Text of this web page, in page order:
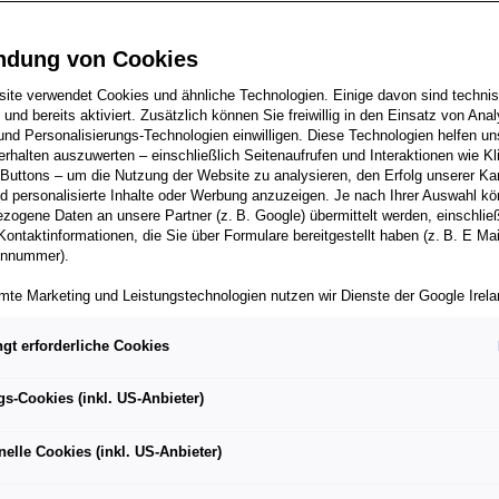
und
(w/m/d)
von Cookies
verwendet Cookies und ähnliche Technologien. Einige davon sind
und bereits aktiviert. Zusätzlich können Sie freiwillig in den Einsatz von
Personalisierungs-Technologien einwilligen. Diese Technologien helfen
auszuwerten – einschließlich Seitenaufrufen und Interaktionen wie
– um die Nutzung der Website zu analysieren, den Erfolg unserer
personalisierte Inhalte oder Werbung anzuzeigen. Je nach Ihrer Auswahl
Daten an unsere Partner (z. B. Google) übermittelt werden,
die Sie über Formulare bereitgestellt haben (z. B. E
Marketing und Leistungstechnologien nutzen wir Dienste der Google
Datenschutzniveau; staatliche Zugriffe und eingeschränkte
können nicht ausgeschlossen werden. Die Übermittlung
einen personalisierten Link auf unsere Website gelangen und Marketing
von dem Ihnen zugeordneten Händler bzw. im Falle eines Porsche
erforderliche Cookies
Cookies (inkl. US-Anbieter)
Cookies (inkl. US-Anbieter)